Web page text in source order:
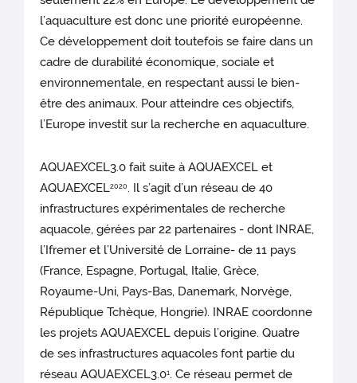
l’aquaculture est donc une priorité européenne.
Ce développement doit toutefois se faire dans un
cadre de durabilité économique, sociale et
environnementale, en respectant aussi le bien-
être des animaux. Pour atteindre ces objectifs,
l’Europe investit sur la recherche en aquaculture.
AQUAEXCEL3.0 fait suite à AQUAEXCEL et
AQUAEXCEL2020 . Il s’agit d’un réseau de 40
infrastructures expérimentales de recherche
aquacole, gérées par 22 partenaires - dont INRAE,
l’Ifremer et l’Université de Lorraine- de 11 pays
(France, Espagne, Portugal, Italie, Grèce,
Royaume-Uni, Pays-Bas, Danemark, Norvège,
République Tchèque, Hongrie). INRAE coordonne
les projets AQUAEXCEL depuis l’origine. Quatre
de ses infrastructures aquacoles font partie du
réseau AQUAEXCEL3.01 . Ce réseau permet de